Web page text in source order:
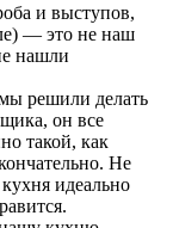
и выступов,
— это не наш
нашли
решили делать
он все
такой, как
Не
идеально